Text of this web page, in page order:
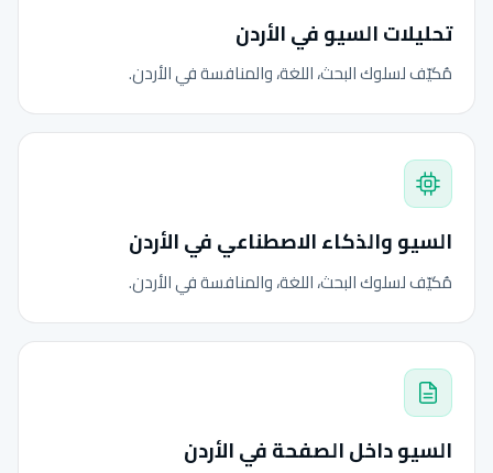
تحليلات السيو في الأردن
مُكيّف لسلوك البحث، اللغة، والمنافسة في الأردن.
السيو والذكاء الاصطناعي في الأردن
مُكيّف لسلوك البحث، اللغة، والمنافسة في الأردن.
السيو داخل الصفحة في الأردن